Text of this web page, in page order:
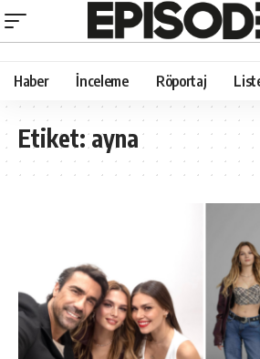
Haber İnceleme Röportaj
Etiket:ayna